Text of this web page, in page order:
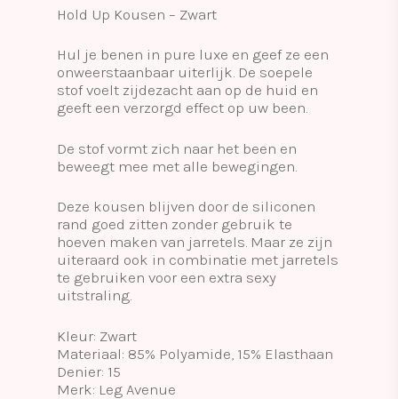
Hold Up Kousen – Zwart
Hul je benen in pure luxe en geef ze een
onweerstaanbaar uiterlijk. De soepele
stof voelt zijdezacht aan op de huid en
geeft een verzorgd effect op uw been.
De stof vormt zich naar het been en
beweegt mee met alle bewegingen.
Deze kousen blijven door de siliconen
rand goed zitten zonder gebruik te
hoeven maken van jarretels. Maar ze zijn
uiteraard ook in combinatie met jarretels
te gebruiken voor een extra sexy
uitstraling.
Kleur: Zwart
Materiaal: 85% Polyamide, 15% Elasthaan
Denier: 15
Merk: Leg Avenue